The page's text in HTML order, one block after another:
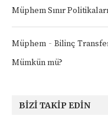
Müphem Sınır Politikaları
Müphem - Bilinç
Mümkün mü?
BIZI TAKIP EDIN